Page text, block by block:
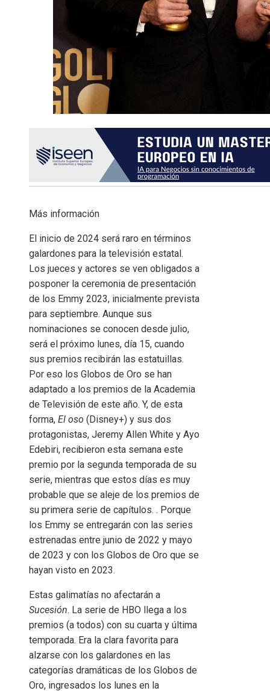
Más información
El inicio de 2024 será raro en términos
galardones para la televisión estatal.
Los jueces y actores se ven obligados a
posponer la ceremonia de presentación
de los Emmy 2023, inicialmente prevista
para septiembre. Aunque sus
nominaciones se conocen desde julio,
será el próximo lunes, día 15, cuando
sus premios recibirán las estatuillas.
Por eso los Globos de Oro se han
adaptado a los premios de la Academia
de Televisión de este año. Y, de esta
forma, El oso (Disney+) y sus dos
protagonistas, Jeremy Allen White y Ayo
Edebiri, recibieron esta semana este
premio por la segunda temporada de su
serie, mientras que estos días es muy
probable que se aleje de los premios de
su primera serie de capítulos. . Porque
los Emmy se entregarán con las series
estrenadas entre junio de 2022 y mayo
de 2023 y con los Globos de Oro que se
hayan visto en 2023.
Estas galimatías no afectarán a
Sucesión. La serie de HBO llega a los
premios (a todos) con su cuarta y última
temporada. Era la clara favorita para
alzarse con los galardones en las
categorías dramáticas de los Globos de
Oro, ingresados ​​los lunes en la